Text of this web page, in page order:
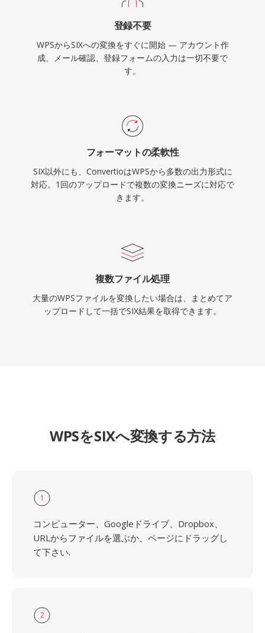
登録不要
WPSからSIXへの変換をすぐに開始 — アカウント作
成、メール確認、登録フォームの入力は一切不要で
す。
フォーマットの柔軟性
SIX以外にも、ConvertioはWPSから多数の出力形式に
対応。1回のアップロードで複数の変換ニーズに対応で
きます。
複数ファイル処理
大量のWPSファイルを変換したい場合は、まとめてア
ップロードして一括でSIX結果を取得できます。
WPSをSIXへ変換する方法
1
コンピューター、Googleドライブ、Dropbox、
URLからファイルを選ぶか、ページにドラッグし
て下さい.
2